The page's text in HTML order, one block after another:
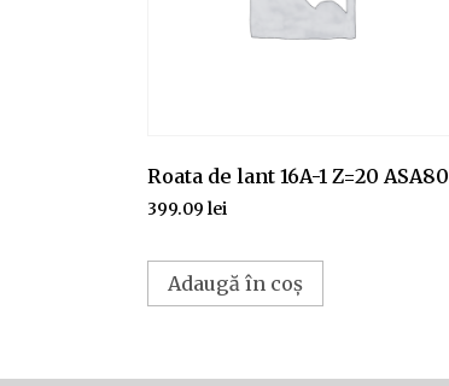
Roata de lant 16A-1 Z=20 ASA80
399.09 lei
Adaugă în coș